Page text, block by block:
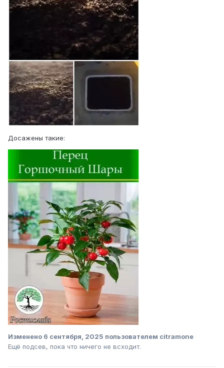
Досажены такие:
Изменено 6 сентября, 2025 пользователем citramone
Ещё подсев, пока что ничего не всходит.